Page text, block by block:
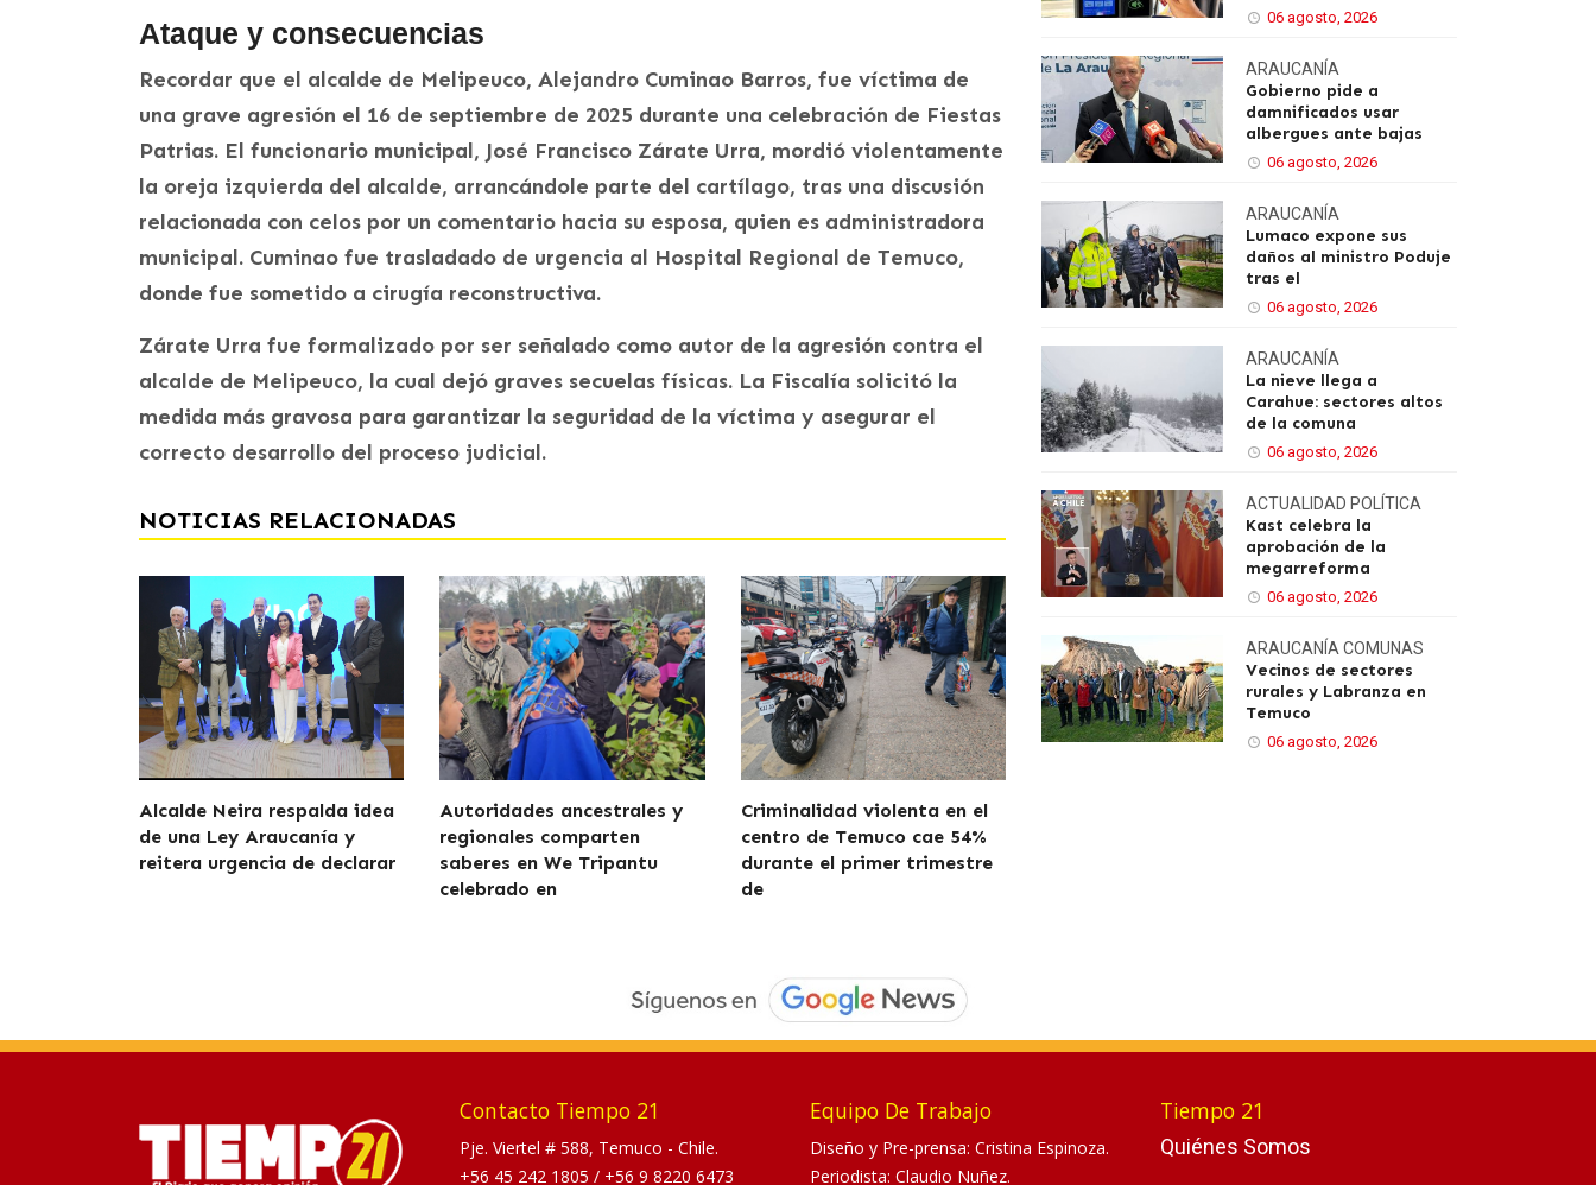
Ataque y consecuencias
Recordar que el alcalde de Melipeuco, Alejandro Cuminao Barros, fue víctima de
una grave agresión el 16 de septiembre de 2025 durante una celebración de Fiestas
Patrias. El funcionario municipal, José Francisco Zárate Urra, mordió violentamente
la oreja izquierda del alcalde, arrancándole parte del cartílago, tras una discusión
relacionada con celos por un comentario hacia su esposa, quien es administradora
municipal. Cuminao fue trasladado de urgencia al Hospital Regional de Temuco,
donde fue sometido a cirugía reconstructiva.
Zárate Urra fue formalizado por ser señalado como autor de la agresión contra el
alcalde de Melipeuco, la cual dejó graves secuelas físicas. La Fiscalía solicitó la
medida más gravosa para garantizar la seguridad de la víctima y asegurar el
correcto desarrollo del proceso judicial.
NOTICIAS RELACIONADAS
Alcalde Neira respalda idea
de una Ley Araucanía y
reitera urgencia de declarar
Autoridades ancestrales y
regionales comparten
saberes en We Tripantu
celebrado en
Criminalidad violenta en el
centro de Temuco cae 54%
durante el primer trimestre
de
06 agosto, 2026
ARAUCANÍA
Gobierno pide a
damnificados usar
albergues ante bajas
06 agosto, 2026
ARAUCANÍA
Lumaco expone sus
daños al ministro Poduje
tras el
06 agosto, 2026
ARAUCANÍA
La nieve llega a
Carahue: sectores altos
de la comuna
06 agosto, 2026
ACTUALIDAD POLÍTICA
Kast celebra la
aprobación de la
megarreforma
06 agosto, 2026
ARAUCANÍA COMUNAS
Vecinos de sectores
rurales y Labranza en
Temuco
06 agosto, 2026
Contacto Tiempo 21
Pje. Viertel # 588, Temuco - Chile.
+56 45 242 1805 / +56 9 8220 6473
Equipo De Trabajo
Diseño y Pre-prensa: Cristina Espinoza.
Periodista: Claudio Nuñez.
Tiempo 21
Quiénes Somos